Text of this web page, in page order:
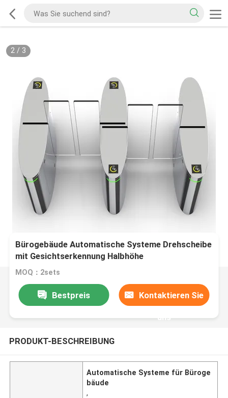
2/ 3
Bürogebäude Automatische Systeme Drehscheibe
mit Gesichtserkennung Halbhöhe
MOQ：2sets
Bestpreis Kontaktieren Sie
uns
PRODUKT-BESCHREIBUNG
Automatische Systeme für Büroge
bäude
,